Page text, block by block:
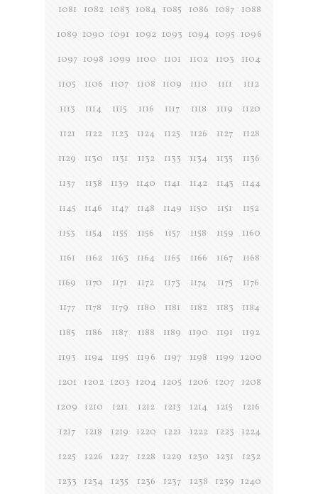
1081
1082 1083 1084 1085 1086 1087
1088
1089 1090 1091 1092 1093 1094 1095 1096
1097 1098 1099 1100 1101 1102 1103
1104
1105
1106 1107 1108 1109 1110 1111
1112
1113
1114 1115 1116 1117 1118 1119
1120
1121
1122 1123 1124 1125 1126 1127
1128
1129
1130 1131 1132 1133 1134 1135
1136
1137
1138 1139 1140 1141 1142 1143
1144
1145
1146 1147 1148 1149 1150 1151
1152
1153
1154 1155 1156 1157 1158 1159
1160
1161
1162 1163 1164 1165 1166 1167
1168
1169
1170 1171 1172 1173 1174 1175
1176
1177
1178 1179 1180 1181 1182 1183
1184
1185
1186 1187 1188 1189 1190 1191
1192
1193
1194 1195 1196 1197 1198 1199
1200
1201
1202 1203 1204 1205 1206 1207
1208
1209
1210 1211 1212 1213 1214 1215
1216
1217
1218 1219 1220 1221 1222 1223
1224
1225
1226 1227 1228 1229 1230 1231
1232
1233
1234 1235 1236 1237 1238 1239 1240